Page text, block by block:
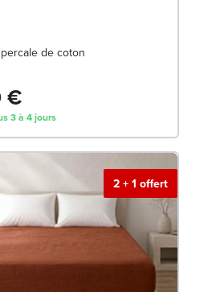
de coton
€
3 à 4 jours
2 + 1 offert